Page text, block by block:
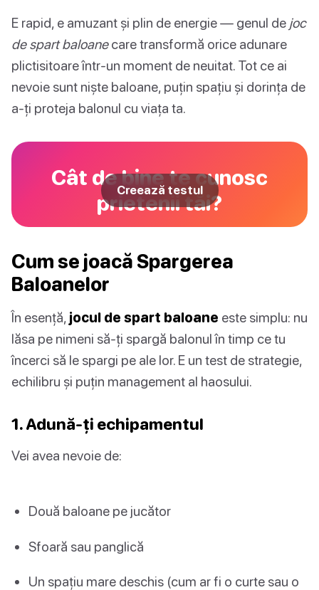
E rapid, e amuzant și plin de energie — genul de joc
de spart baloanecare transformă orice adunare
plictisitoare într-un moment de neuitat. Tot ce ai
nevoie sunt niște baloane, puțin spațiu și dorința de
a-ți proteja balonul cu viața ta.
Cât de bine te cunosc
prietenii tăi?
Creează testul
Cum se joacă Spargerea
Baloanelor
În esență, jocul de spart baloane este simplu: nu
lăsa pe nimeni să-ți spargă balonul în timp ce tu
încerci să le spargi pe ale lor. E un test de strategie,
echilibru și puțin management al haosului.
1. Adună-ți echipamentul
Vei avea nevoie de:
Două baloane pe jucător
Sfoară sau panglică
Un spațiu mare deschis (cum ar fi o curte sau o